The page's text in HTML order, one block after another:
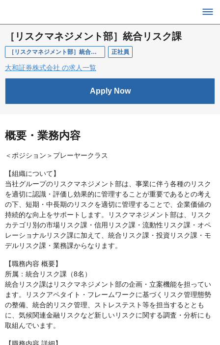
［リスクマネジメント部］統合リスク課
［リスクマネジメント部］統合リスク課 正社員
大和証券株式会社 の求人一覧
Apply Now
概要・業務内容
＜ポジション＞プレーヤークラス
【組織について】
当社グループのリスクマネジメント部は、事業に伴う各種のリスク
を適切に認識・評価し効果的に管理することが重要であるとの考え
の下、短期・中長期のリスクを適切に管理することで、企業価値の
持続的な向上をサポートします。リスクマネジメント部は、リスク
カテゴリ別の市場リスク課・信用リスク課・流動性リスク課・オペ
レーショナルリスク課に加えて、統合リスク課・投資リスク課・モ
デルリスク課・業務課からなります。
【職務内容 概要】
所属：統合リスク課（8名）
統合リスク課はリスクマネジメント部の企画・立案機能を担ってい
ます。リスクアペタイト・フレームワークに基づくリスク管理態勢
の整備、統合的リスク管理、ストレステスト等を担当するととも
に、気候関連金融リスクなど新しいリスクに関する調査・分析にも
取組んでいます。